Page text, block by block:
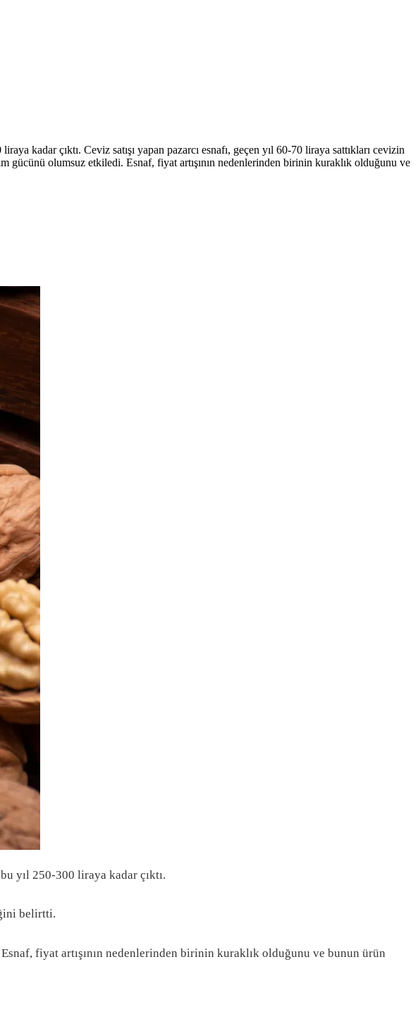
kadar çıktı. Ceviz satışı yapan pazarcı esnafı, geçen yıl 60-70 liraya sattıkları cevizin
olumsuz etkiledi. Esnaf, fiyat artışının nedenlerinden birinin kuraklık olduğunu ve
yıl 250-300 liraya kadar çıktı.
belirtti.
fiyat artışının nedenlerinden birinin kuraklık olduğunu ve bunun ürün